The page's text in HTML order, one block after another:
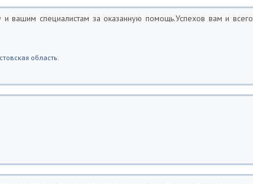
вашим специалистам за оказанную помощь.Успехов вам и всего
область.